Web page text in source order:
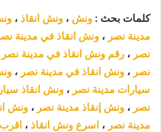
كلمات بحث : ونش ، ونش انقاذ ،
مدينة نصر ، ونش انقاذ في مدينة
نصر ، رقم ونش انقاذ في مدينة نصر
نصر ، ونش انقاذ في مدينة نصر ،
سيارات مدينة نصر ، ونش انقاذ
نصر ، ونش إنقاذ مدينة نصر ، ونش
مدينة نصر ، اسرع ونش انقاذ ،